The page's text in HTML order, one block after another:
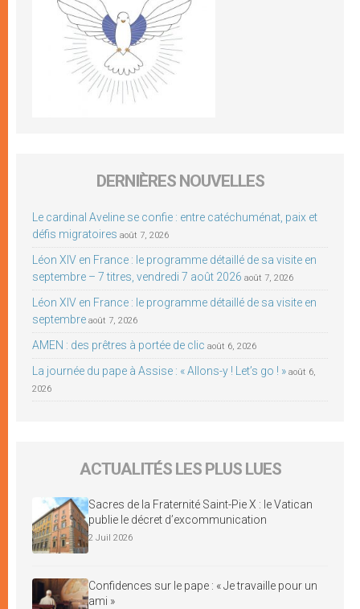
DERNIÈRES NOUVELLES
Le cardinal Aveline se confie : entre catéchuménat, paix et
défis migratoires août 7, 2026
Léon XIV en France : le programme détaillé de sa visite en
septembre – 7 titres, vendredi 7 août 2026 août 7, 2026
Léon XIV en France : le programme détaillé de sa visite en
septembre août 7, 2026
AMEN : des prêtres à portée de clic août 6, 2026
La journée du pape à Assise : « Allons-y ! Let’s go ! » août 6,
2026
ACTUALITÉS LES PLUS LUES
Sacres de la Fraternité Saint-Pie X : le Vatican
publie le décret d’excommunication
2 Juil 2026
Confidences sur le pape : « Je travaille pour un
ami »